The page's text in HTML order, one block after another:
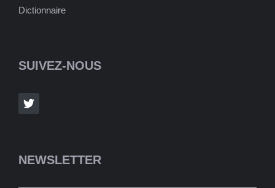
Dictionnaire
SUIVEZ-NOUS
NEWSLETTER